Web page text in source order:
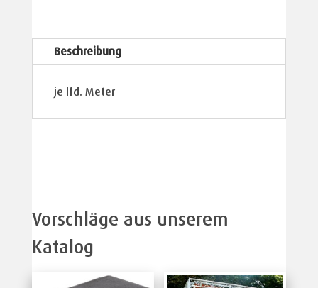
Beschreibung
je lfd. Meter
Vorschläge aus unserem
Katalog